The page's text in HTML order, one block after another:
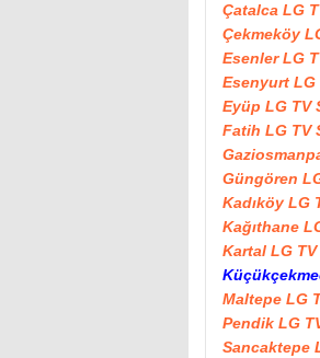
Çatalca LG
Çekmeköy
Esenler LG
Esenyurt LG
Eyüp LG TV
Fatih LG TV
Güngören
Kadıköy LG
Kağıthane
Kartal LG
Maltepe LG
Pendik LG
Sancaktepe